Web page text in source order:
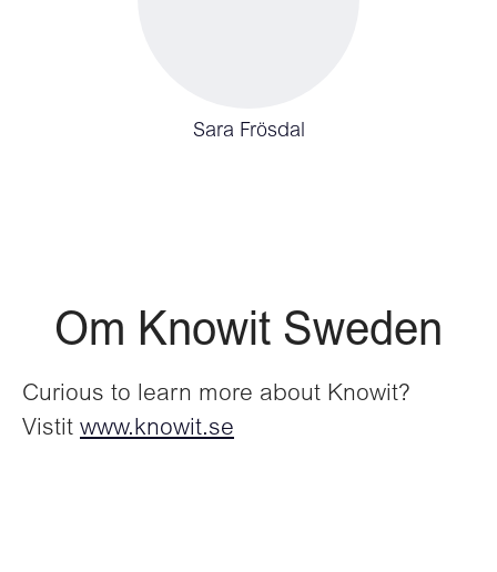
Sara Frösdal
Om Knowit Sweden
Curious to learn more about Knowit?
Vistit www.knowit.se